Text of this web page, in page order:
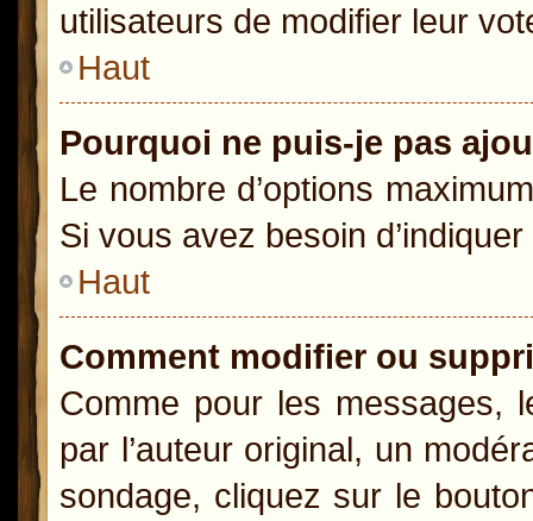
utilisateurs de modifier leur
Haut
Pourquoi ne puis-je pas
Le nombre d’options
Si vous avez besoin
Haut
Comment modifier ou
Comme pour les messages,
par l’auteur original, un
sondage, cliquez sur le